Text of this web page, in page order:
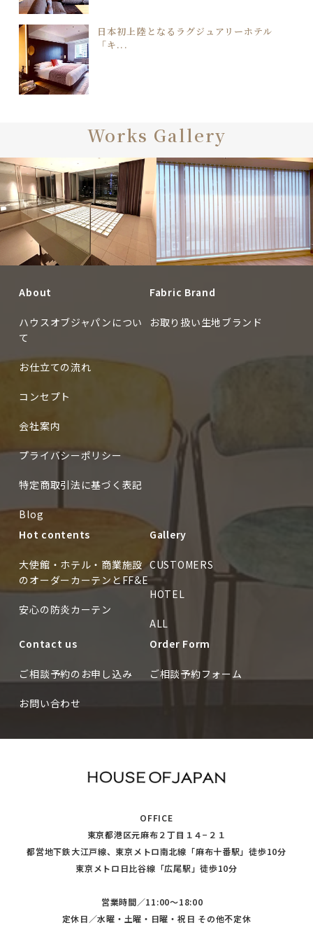
日本初上陸となるラグジュアリーホテル
「キ...
Works Gallery
CUSTOMERS
About
ハウスオブジャパンについ
て
お仕立ての流れ
コンセプト
会社案内
プライバシーポリシー
特定商取引法に基づく表記
Blog
Fabric Brand
お取り扱い生地ブランド
Hot contents
大使館・ホテル・商業施設
のオーダーカーテンとFF&E
安心の防炎カーテン
Gallery
CUSTOMERS
HOTEL
ALL
Contact us
ご相談予約のお申し込み
お問い合わせ
Order Form
ご相談予約フォーム
OFFICE
東京都港区元麻布２丁目１４−２１
都営地下鉄大江戸線、東京メトロ南北線「麻布十番駅」徒歩10分
東京メトロ日比谷線「広尾駅」徒歩10分
営業時間／11:00〜18:00
定休日／水曜・土曜・日曜・祝日 その他不定休